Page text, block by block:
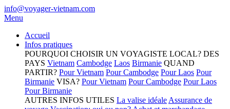
info@voyager-vietnam.com
Menu
Accueil
Infos pratiques
POURQUOI CHOISIR UN VOYAGISTE LOCAL? DES
PAYS Vietnam Cambodge Laos Birmanie QUAND
PARTIR? Pour Vietnam Pour Cambodge Pour Laos Pour
Birmanie VISA? Pour Vietnam Pour Cambodge Pour Laos
Pour Birmanie
AUTRES INFOS UTILES La valise idéale Assurance de